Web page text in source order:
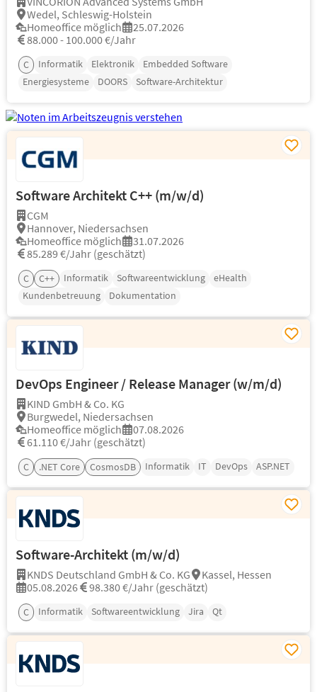
Wedel, Schleswig-Holstein
Homeoffice möglich
25.07.2026
88.000 - 100.000 €/Jahr
C Informatik Elektronik
Embedded Software
Energiesysteme
DOORS Software-Architektur
Software Architekt C++ (m/w/d)
CGM
Hannover, Niedersachsen
Homeoffice möglich
31.07.2026
85.289 €/Jahr (geschätzt)
C C++ Informatik Softwareentwicklung
eHealth
Kundenbetreuung
Dokumentation
DevOps Engineer / Release Manager (w/m/d)
KIND GmbH & Co. KG
Burgwedel, Niedersachsen
Homeoffice möglich
07.08.2026
61.110 €/Jahr (geschätzt)
C .NET Core CosmosDB Informatik IT DevOps ASP.NET
Software-Architekt (m/w/d)
KNDS Deutschland GmbH & Co. KG
Kassel, Hessen
05.08.2026
98.380 €/Jahr (geschätzt)
C Informatik Softwareentwicklung Jira Qt